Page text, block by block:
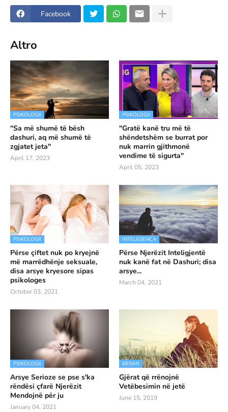
Facebook
Altro
PSIKOLOGJI
"Sa më shumë të bësh
dashuri, aq më shumë të
zgjatet jeta"
April 17, 2023
PSIKOLOGJI
"Gratë kanë tru më të
shëndetshëm se burrat por
nuk marrin gjithmonë
vendime të sigurta"
April 05, 2023
PSIKOLOGJI
Përse çiftet nuk po kryejnë
më marrëdhënje seksuale,
disa arsye kryesore sipas
psikologes
October 03, 2021
INTELIGJENCA
Përse Njerëzit Inteligjentë
nuk kanë fat në Dashuri; disa
arsye...
March 04, 2021
PSIKOLOGJI
Arsye Serioze se pse s'ka
rëndësi çfarë Njerëzit
Mendojnë për ju
January 04, 2021
BESIMI
Gjërat që rrënojnë
Vetëbesimin në jetë
June 15, 2019